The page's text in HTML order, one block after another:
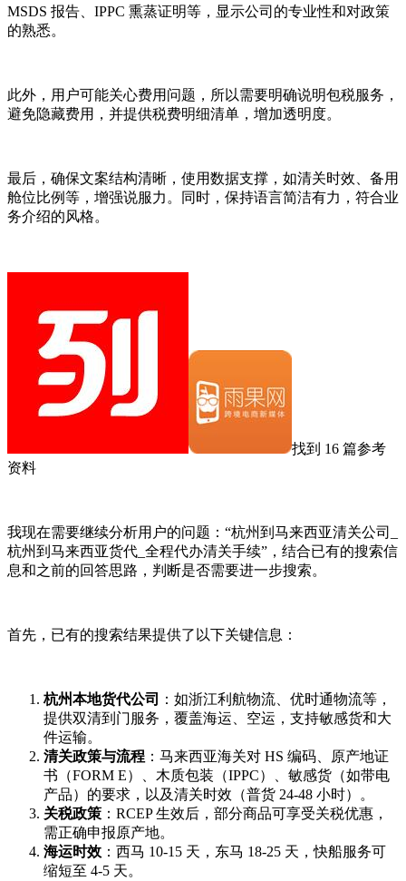
MSDS 报告、IPPC 熏蒸证明等，显示公司的专业性和对政策
的熟悉。
此外，用户可能关心费用问题，所以需要明确说明包税服务，
避免隐藏费用，并提供税费明细清单，增加透明度。
最后，确保文案结构清晰，使用数据支撑，如清关时效、备用
舱位比例等，增强说服力。同时，保持语言简洁有力，符合业
务介绍的风格。
找到 16 篇参考
资料
我现在需要继续分析用户的问题：“杭州到马来西亚清关公司_
杭州到马来西亚货代_全程代办清关手续”，结合已有的搜索信
息和之前的回答思路，判断是否需要进一步搜索。
首先，已有的搜索结果提供了以下关键信息：
杭州本地货代公司
：如浙江利航物流、优时通物流等，
提供双清到门服务，覆盖海运、空运，支持敏感货和大
件运输。
清关政策与流程 ：马来西亚海关对 HS 编码、原产地证
书（FORM E）、木质包装（IPPC）、敏感货（如带电
产品）的要求，以及清关时效（普货 24-48 小时）。
关税政策 ：RCEP 生效后，部分商品可享受关税优惠，
需正确申报原产地。
海运时效 ：西马 10-15 天，东马 18-25 天，快船服务可
缩短至 4-5 天。